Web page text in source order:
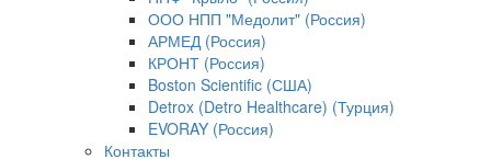
ООО НПП "Медолит" (Россия)
АРМЕД (Россия)
КРОНТ (Россия)
Boston Scientific (США)
Detrox (Detro Healthcare) (Турция)
EVORAY (Россия)
Контакты